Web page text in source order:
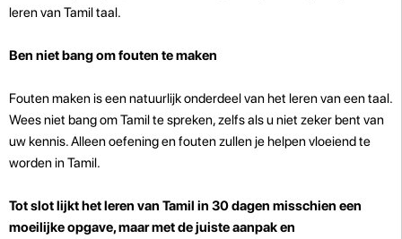
leren van Tamil taal.
Ben niet bang om fouten te maken
Fouten maken is een natuurlijk onderdeel van het leren van een taal.
Wees niet bang om Tamil te spreken, zelfs als u niet zeker bent van
uw kennis. Alleen oefening en fouten zullen je helpen vloeiend te
worden in Tamil.
Tot slot lijkt het leren van Tamil in 30 dagen misschien een
moeilijke opgave, maar met de juiste aanpak en